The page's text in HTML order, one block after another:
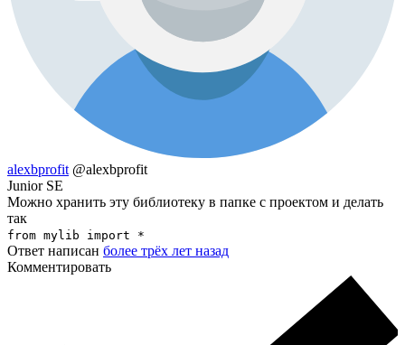
alexbprofit @alexbprofit
Junior SE
Можно хранить эту библиотеку в папке с проектом и делать
так
from mylib import *
Ответ написан более трёх лет назад
Комментировать